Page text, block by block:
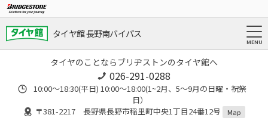
タイヤ館 長野南バイパス
タイヤのことならブリヂストンのタイヤ館へ
026-291-0288
10:00～18:30(平日) 10:00～18:00(1~2月、5～9月の日曜・祝祭
日）
〒381-2217 長野県長野市稲里町中央1丁目24番12号
Map